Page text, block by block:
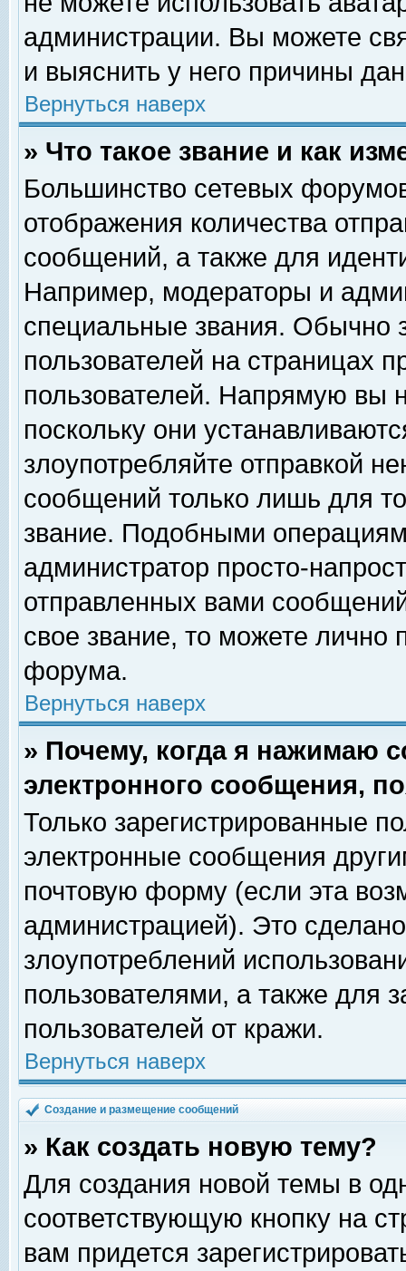
администрации. Вы можете
и выяснить у него причины
Вернуться наверх
» Что такое звание и как
Большинство сетевых
отображения количества
сообщений, а также для
Например, модераторы и
специальные звания. Обычно
пользователей на страницах
пользователей. Напрямую вы
поскольку они
злоупотребляйте отправкой
сообщений только лишь для
звание. Подобными
администратор просто-
отправленных вами
свое звание, то можете лично
форума.
Вернуться наверх
» Почему, когда я нажимаю
электронного сообщения,
Только зарегистрированные
электронные сообщения
почтовую форму (если эта
администрацией). Это
злоупотреблений
пользователями, а также для
пользователей от кражи.
Вернуться наверх
Создание и размещение сообщений
» Как создать новую тему?
Для создания новой темы в
соответствующую кнопку на
вам придется